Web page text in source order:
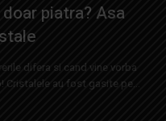
piatra? Asa
difera si cand vine vorba
au fost gasite pe...